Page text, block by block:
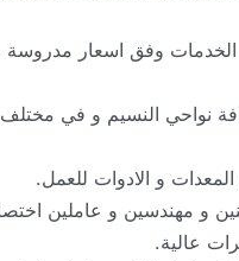
وفق اسعار
نواحي النسيم و في
و الادوات للعمل.
و مهندسين و عاملين
عالية.